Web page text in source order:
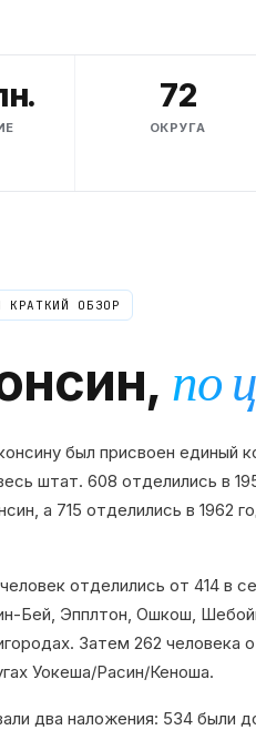
72
ОКРУГА
КРАТКИЙ ОБЗОР
, по
был присвоен единый
штат. 608 отделились в
а 715 отделились в 1962
отделились от 414 в
Бей, Эпплтон, Ошкош,
Затем 262 человека
Уокеша/Расин/Кеноша.
два наложения: 534 были